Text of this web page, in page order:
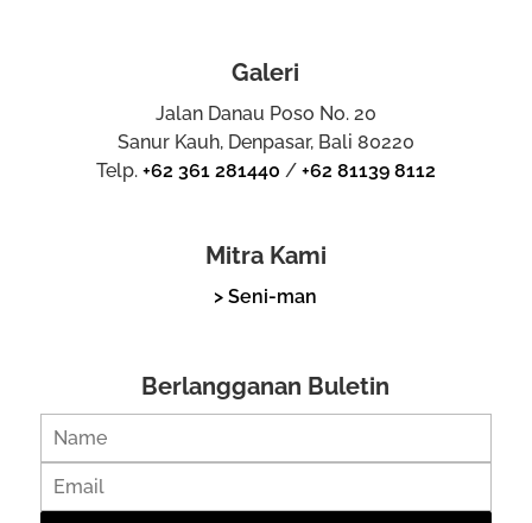
Galeri
Jalan Danau Poso No. 20
Sanur Kauh, Denpasar, Bali 80220
Telp. +62 361 281440 / +62 81139 8112
Mitra Kami
> Seni-man
Berlangganan Buletin